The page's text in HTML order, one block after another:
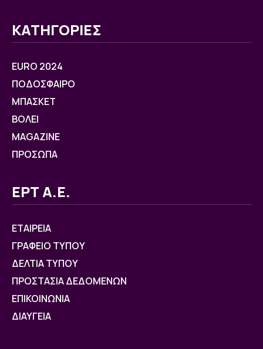
ΚΑΤΗΓΟΡΙΕΣ
EURO 2024
ΠΟΔΟΣΦΑΙΡΟ
ΜΠΑΣΚΕΤ
ΒOΛΕΙ
MAGAZINE
ΠΡΟΣΩΠΑ
ΕΡΤ Α.Ε.
ΕΤΑΙΡΕΙΑ
ΓΡΑΦΕΙΟ ΤΥΠΟΥ
ΔΕΛΤΙΑ ΤΥΠΟΥ
ΠΡΟΣΤΑΣΙΑ ΔΕΔΟΜΕΝΩΝ
ΕΠΙΚΟΙΝΩΝΙΑ
ΔΙΑΥΓΕΙΑ